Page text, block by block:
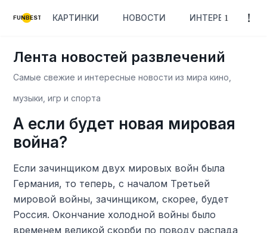
FUNBEST КАРТИНКИ НОВОСТИ ИНТЕРЕСНОЕ
Лента новостей развлечений
Самые свежие и интересные новости из мира кино,
музыки, игр и спорта
А если будет новая мировая
война?
Если зачинщиком двух мировых войн была
Германия, то теперь, с началом Третьей
мировой войны, зачинщиком, скорее, будет
Россия. Окончание холодной войны было
временем великой скорби по поводу распада